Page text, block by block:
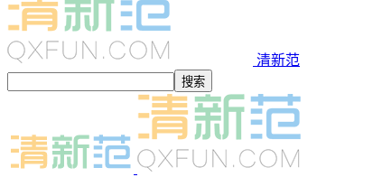
清新范